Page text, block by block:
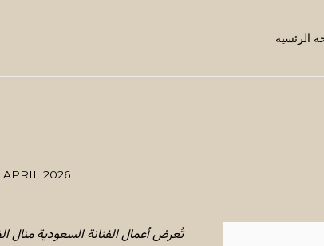
الرئسية
APRIL 2026
تُعرض أعمال الفنانة السعودية منال